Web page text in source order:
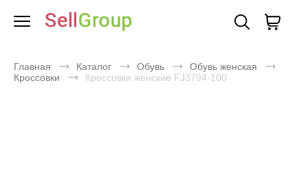
Главная Каталог Обувь
Обувь женская
Кроссовки
Кроссовки женские FJ3794-100